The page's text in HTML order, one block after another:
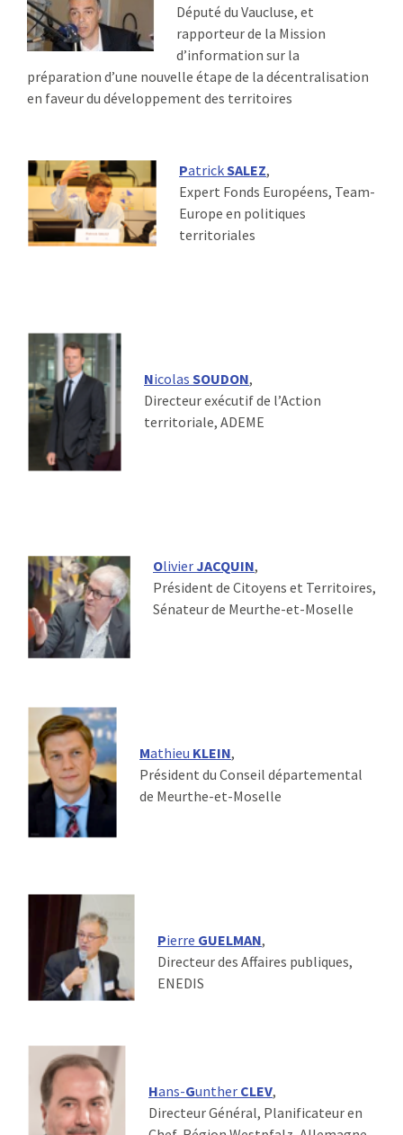
Député du Vaucluse, et
rapporteur de la Mission
d’information sur la
préparation d’une nouvelle étape de la décentralisation
en faveur du développement des territoires
PatrickSALEZ,
Expert Fonds Européens, Team-
Europe en politiques
territoriales
Nicolas SOUDON,
Directeur exécutif de l’Action
territoriale, ADEME
OlivierJACQUIN,
Président de Citoyens et Territoires,
Sénateur de Meurthe-et-Moselle
Mathieu KLEIN,
Président du Conseil départemental
de Meurthe-et-Moselle
Pierre GUELMAN,
Directeur des Affaires publiques,
ENEDIS
Hans-Gunther CLEV,
Directeur Général, Planificateur en